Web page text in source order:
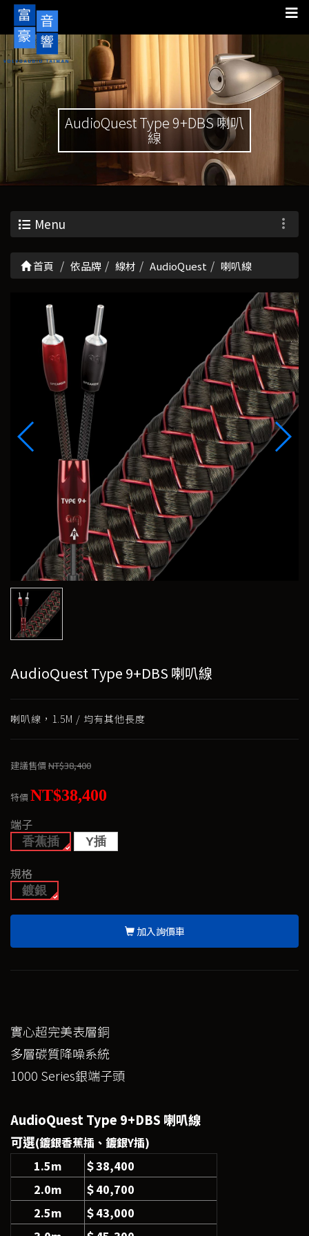
AudioQuest Type 9+DBS 喇叭
線
Menu
首頁 依品牌 線材 AudioQuest 喇叭線
AudioQuest Type 9+DBS 喇叭線
喇叭線，1.5M / 均有其他長度
建議售價NT$38,400
特價NT$38,400
端子
香蕉插 Y插
規格
鍍銀
加入詢價車
實心超完美表層銅
多層碳質降噪系統
1000 Series銀端子頭
AudioQuest Type 9+DBS 喇叭線
可選(鍍銀香蕉插、鍍銀Y插)
1.5m
＄38,400
2.0m
＄40,700
2.5m
＄43,000